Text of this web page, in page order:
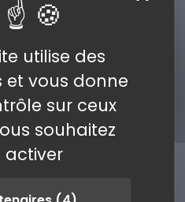
utilise des
et vous donne
sur ceux
souhaitez
activer